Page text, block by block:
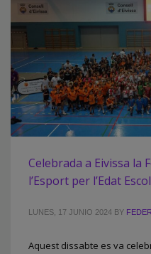
Celebrada a Eivissa la
l’Esport per l’Edat
LUNES, 17 JUNIO 2024 BY
Aquest dissabte es va